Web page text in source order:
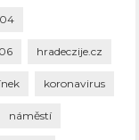
hradeczije.cz
koronavirus
náměstí